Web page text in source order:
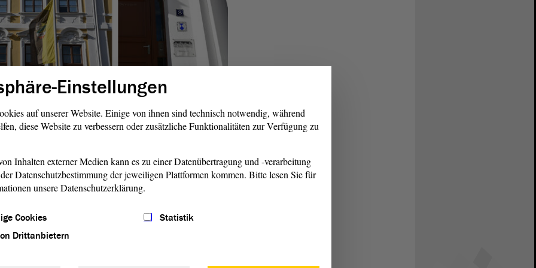
heißt es, dass die Höhe der
Jahren nicht mehr geändert worden sei, der
Prozent gestiegen sei. „Daher soll die Höhe der
Betrag angehoben werden, der die mit der Inflation
ausgleicht und zugleich etwa dem Durchschnitt dessen
mit vergleichbaren Regelungen steuerfrei gewährt
die Pendlerpauschale für Abgeordnete. Ab dem 21.
pro gefahrenen Kilometer für die Jahre 2022 bis 2026
an der
Einstellungen
auf unserer Website. Einige von ihnen sind technisch notwendig, während
diese Website zu verbessern oder zusätzliche Funktionalitäten zur Verfügung zu
Inhalten externer Medien kann es zu einer Datenübertragung und -verarbeitung
Datenschutzbestimmung der jeweiligen Plattformen kommen. Bitte lesen Sie für
unsere Datenschutzerklärung.
Cookies
Statistik
Drittanbietern